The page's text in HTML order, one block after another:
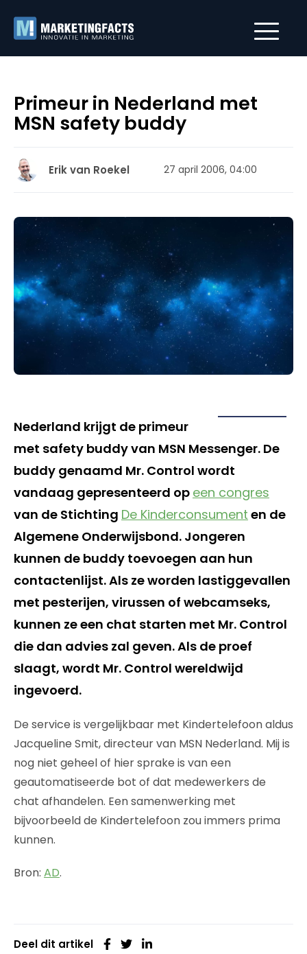
Primeur in Nederland met
MSN safety buddy
Erik van Roekel 27 april 2006, 04:00
Nederland krijgt de primeur
met safety buddy van MSN Messenger. De
buddy genaamd Mr. Control wordt
vandaag gepresenteerd op een congres
van de Stichting De Kinderconsument en de
Algemene Onderwijsbond. Jongeren
kunnen de buddy toevoegen aan hun
contactenlijst. Als ze worden lastiggevallen
met pesterijen, virussen of webcamseks,
kunnen ze een chat starten met Mr. Control
die dan advies zal geven. Als de proef
slaagt, wordt Mr. Control wereldwijd
ingevoerd.
De service is vergelijkbaar met Kindertelefoon aldus
Jacqueline Smit, directeur van MSN Nederland. Mij is
nog niet geheel of hier sprake is van een
geautomatiseerde bot of dat medewerkers de
chat afhandelen. Een samenwerking met
bijvoorbeeld de Kindertelefoon zou immers prima
kunnen.
Bron: AD.
Deel dit artikel